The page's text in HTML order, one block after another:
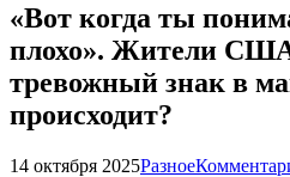
«Вот когда ты
плохо». Жители США
тревожный знак в
происходит?
14 октября 2025Разное